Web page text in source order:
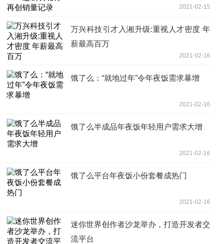
2021-02-15
万兴科技引才入湘升级:重视人才密度 年
薪最高百万
2021-02-16
饿了么：“就地过年”令年夜饭需求暴增
2021-02-16
饿了么半成品年夜饭年轻用户需求大增
2021-02-16
饿了么平台年夜饭小份套餐成热门
2021-02-16
迷你世界创作者沙龙举办，打造开发者交
流平台